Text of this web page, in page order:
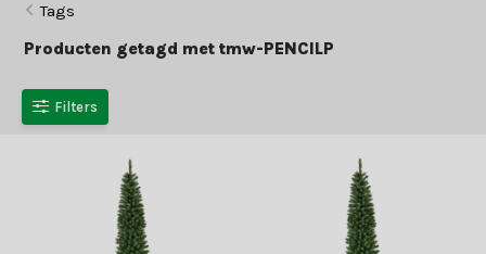
Tags
Producten getagd met tmw-PENCILP
Filters